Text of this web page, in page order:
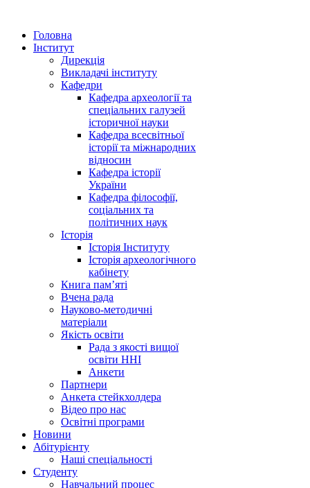
Головна
Інститут
Дирекція
Викладачі інституту
Кафедри
Кафедра археології та
спеціальних галузей
історичної науки
Кафедра всесвітньої
історії та міжнародних
відносин
Кафедра історії
України
Кафедра філософії,
соціальних та
політичних наук
Історія
Історія Інституту
Історія археологічного
кабінету
Книга памʼяті
Вчена рада
Науково-методичні
матеріали
Якість освіти
Рада з якості вищої
освіти ННІ
Анкети
Партнери
Анкета стейкхолдера
Відео про нас
Освітні програми
Hовини
Абітурієнту
Наші спеціальності
Студенту
Навчальний процес